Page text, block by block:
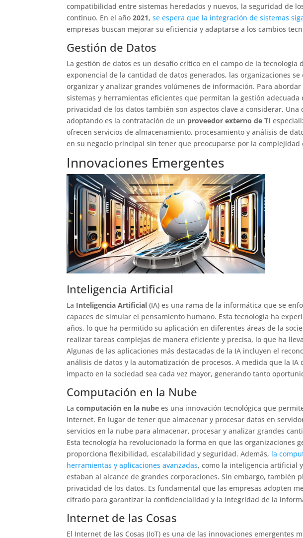
compatibilidad entre sistemas heredados y nuevos, la seguridad de
continuo. En el año2021,se espera que la integración de sistemas
empresas buscan mejorar su eficiencia y adaptarse a los cambios
Gestión de Datos
La gestión de datos es un desafío crítico en el campo de la
exponencial de la cantidad de datos generados, las organizaciones
organizar y analizar grandes volúmenes de información. Para
sistemas y herramientas eficientes que permitan la gestión adecuada
privacidad de los datos también son aspectos clave a considerar.
adoptando es la contratación de un proveedor externo de TI
ofrecen servicios de almacenamiento, procesamiento y análisis de
en su negocio principal sin tener que preocuparse por la complejidad
Innovaciones Emergentes
Inteligencia Artificial
La Inteligencia Artificial (IA) es una rama de la informática que se
capaces de simular el pensamiento humano. Esta tecnología ha
años, lo que ha permitido su aplicación en diferentes áreas de la
realizar tareas complejas de manera eficiente y precisa, lo que ha
Algunas de las aplicaciones más destacadas de la IA incluyen el
análisis de datos y la automatización de procesos. A medida que la
impacto en la sociedad sea cada vez mayor, generando tanto
Computación en la Nube
Lacomputación en la nube es una innovación tecnológica que
internet. En lugar de tener que almacenar y procesar datos en
servicios en la nube para almacenar, procesar y analizar grandes
Esta tecnología ha revolucionado la forma en que las organizaciones
proporciona flexibilidad, escalabilidad y seguridad. Además, la
herramientas y aplicaciones avanzadas, como la inteligencia artificial
estaban al alcance de grandes corporaciones. Sin embargo, también
privacidad de los datos. Es fundamental que las empresas adopten
cifrado para garantizar la confidencialidad y la integridad de la
Internet de las Cosas
El Internet de las Cosas (IoT) es una de las innovaciones emergentes